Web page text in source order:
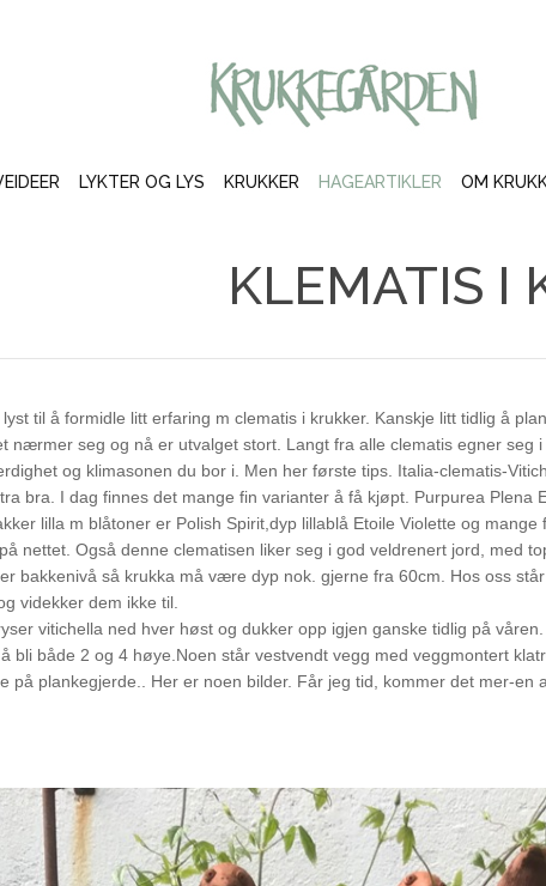
LYKTER OG LYS KRUKKER HAGEARTIKLER OM
KLEMATIS I
til å formidle litt erfaring m clematis i krukker. Kanskje litt tidlig å
nærmer seg og nå er utvalget stort. Langt fra alle clematis egner seg i
og klimasonen du bor i. Men her første tips. Italia-clematis-
bra. I dag finnes det mange fin varianter å få kjøpt. Purpurea Plena
lilla m blåtoner er Polish Spirit,dyp lillablå Etoile Violette og mange
nettet. Også denne clematisen liker seg i god veldrenert jord, med
bakkenivå så krukka må være dyp nok. gjerne fra 60cm. Hos oss
videkker dem ikke til.
vitichella ned hver høst og dukker opp igjen ganske tidlig på
bli både 2 og 4 høye.Noen står vestvendt vegg med veggmontert
på plankegjerde.. Her er noen bilder. Får jeg tid, kommer det mer-en
ORCREATE AN ACCOUNT
Husk meg
Glemt ditt passord? Glemt ditt brukernavn?